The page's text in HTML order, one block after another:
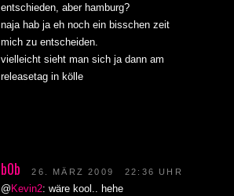
entschieden, aber hamburg?
naja hab ja eh noch ein bisschen zeit
mich zu entscheiden.
vielleicht sieht man sich ja dann am
releasetag in kölle
b0b 26. MÄRZ 2009 22:36 UHR
@ Kevin2: wäre kool.. hehe